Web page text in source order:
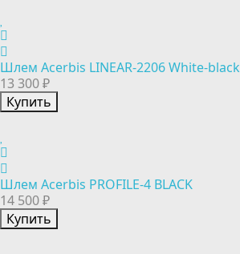
Шлем Acerbis LINEAR-2206 White-black
13 300 ₽
Купить
Шлем Acerbis PROFILE-4 BLACK
14 500 ₽
Купить